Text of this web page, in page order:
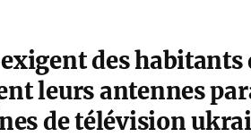
des
leurs antennes
de télévision